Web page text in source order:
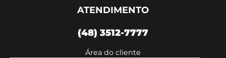
ATENDIMENTO
(48) 3512-7777
Área do cliente